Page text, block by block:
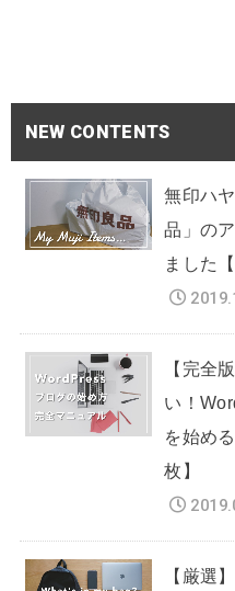
NEW CONTENTS
無印ハ
品」の
ました
【完全
い！
を始め
枚】
【厳選